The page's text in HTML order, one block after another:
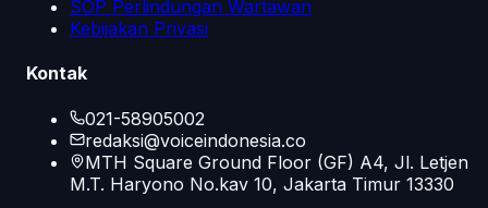
SOP Perlindungan Wartawan
Kebijakan Privasi
Kontak
021-58905002
redaksi@voiceindonesia.co
MTH Square Ground Floor (GF) A4, Jl. Letjen
M.T. Haryono No.kav 10, Jakarta Timur 13330